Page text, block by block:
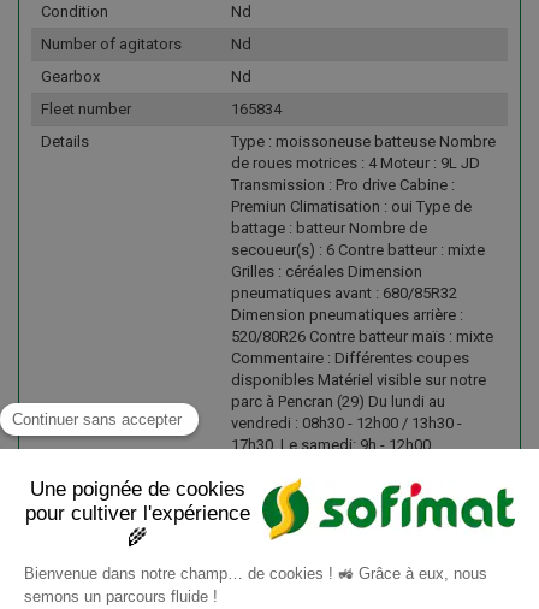
Condition
Nd
Number of agitators
Nd
Gearbox
Nd
Fleet number
165834
Details
Type : moissoneuse batteuse Nombre
de roues motrices : 4 Moteur : 9L JD
Transmission : Pro drive Cabine :
Premiun Climatisation : oui Type de
battage : batteur Nombre de
secoueur(s) : 6 Contre batteur : mixte
Grilles : céréales Dimension
pneumatiques avant : 680/85R32
Dimension pneumatiques arrière :
520/80R26 Contre batteur maïs : mixte
Commentaire : Différentes coupes
disponibles Matériel visible sur notre
parc à Pencran (29) Du lundi au
vendredi : 08h30 - 12h00 / 13h30 -
17h30. Le samedi: 9h - 12h00.
(sur RDV) Transport : Solution de
livraison possible (nous consulter)
Vendu non préparé.